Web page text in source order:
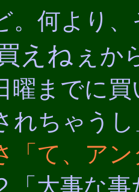
。何より
えねぇ か
曜までに
れちゃうし
「て、ア
「大事な